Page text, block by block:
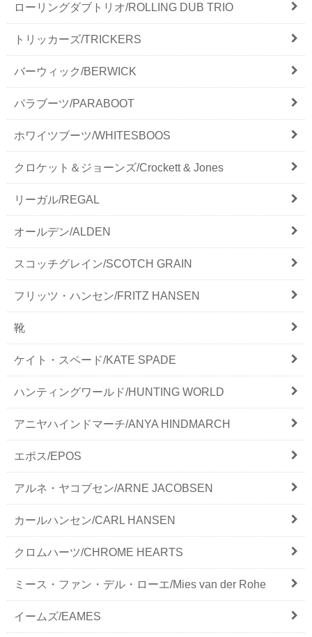
ローリングダブトリオ/ROLLING DUB TRIO
トリッカーズ/TRICKERS
バーウィック/BERWICK
パラブーツ/PARABOOT
ホワイツブーツ/WHITESBOOS
クロケット＆ジョーンズ/Crockett & Jones
リーガル/REGAL
オールデン/ALDEN
スコッチグレイン/SCOTCH GRAIN
フリッツ・ハンセン/FRITZ HANSEN
靴
ケイト・スペード/KATE SPADE
ハンティングワールド/HUNTING WORLD
アニヤハインドマーチ/ANYA HINDMARCH
エポス/EPOS
アルネ・ヤコブセン/ARNE JACOBSEN
カールハンセン/CARL HANSEN
クロムハーツ/CHROME HEARTS
ミース・ファン・デル・ローエ/Mies van der Rohe
イームズ/EAMES